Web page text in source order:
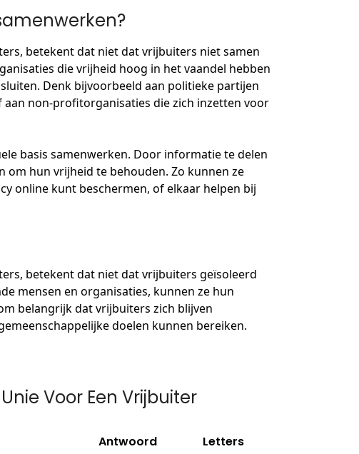
betekent dat niet dat vrijbuiters niet samen
die vrijheid hoog in het vaandel hebben
Denk bijvoorbeeld aan politieke partijen
non-profitorganisaties die zich inzetten voor
basis samenwerken. Door informatie te delen
om hun vrijheid te behouden. Zo kunnen ze
online kunt beschermen, of elkaar helpen bij
betekent dat niet dat vrijbuiters geïsoleerd
mensen en organisaties, kunnen ze hun
belangrijk dat vrijbuiters zich blijven
doelen kunnen bereiken.
Voor Een Vrijbuiter
Antwoord
Letters